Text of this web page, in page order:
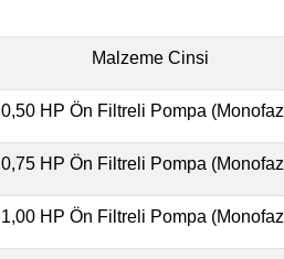
Malzeme Cinsi
0,50 HP Ön Filtreli Pompa
0,75 HP Ön Filtreli Pompa
1,00 HP Ön Filtreli Pompa